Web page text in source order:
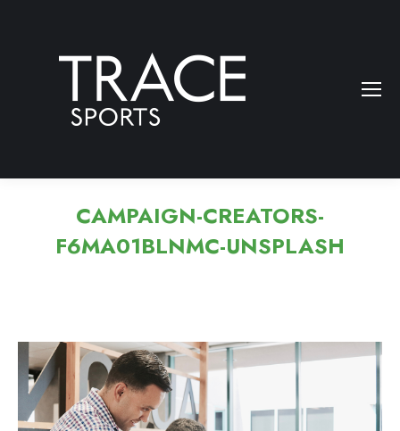
CAMPAIGN-CREATORS-
F6MA01BLNMC-UNSPLASH